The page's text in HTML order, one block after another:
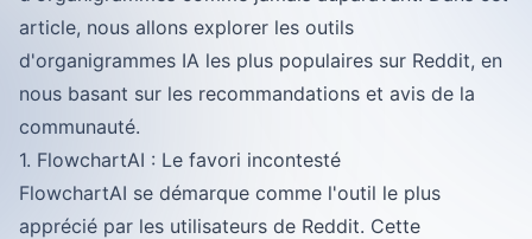
article, nous allons explorer les outils
d'organigrammes IA les plus populaires sur Reddit, en
nous basant sur les recommandations et avis de la
communauté.
1. FlowchartAI : Le favori incontesté
FlowchartAI se démarque comme l'outil le plus
apprécié par les utilisateurs de Reddit. Cette